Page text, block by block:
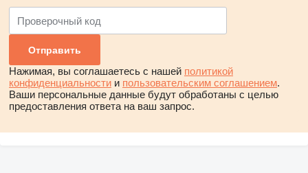
Нажимая, вы соглашаетесь с нашей политикой
конфиденциальности и пользовательским соглашением.
Ваши персональные данные будут обработаны с целью
предоставления ответа на ваш запрос.